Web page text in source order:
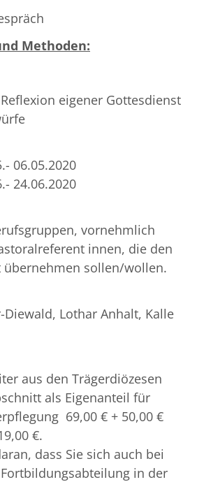
Methoden:
eigener Gottesdienst
06.05.2020
24.06.2020
vornehmlich
innen, die den
übernehmen sollen/wollen.
Lothar Anhalt, Kalle
aus den Trägerdiözesen
als Eigenanteil für
69,00 € + 50,00 €
€.
dass Sie sich auch bei
in der